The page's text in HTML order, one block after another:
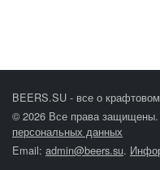
BEERS.SU - все о
© 2026 Все права защищены.
персональных данных
Email: admin@beers.su.